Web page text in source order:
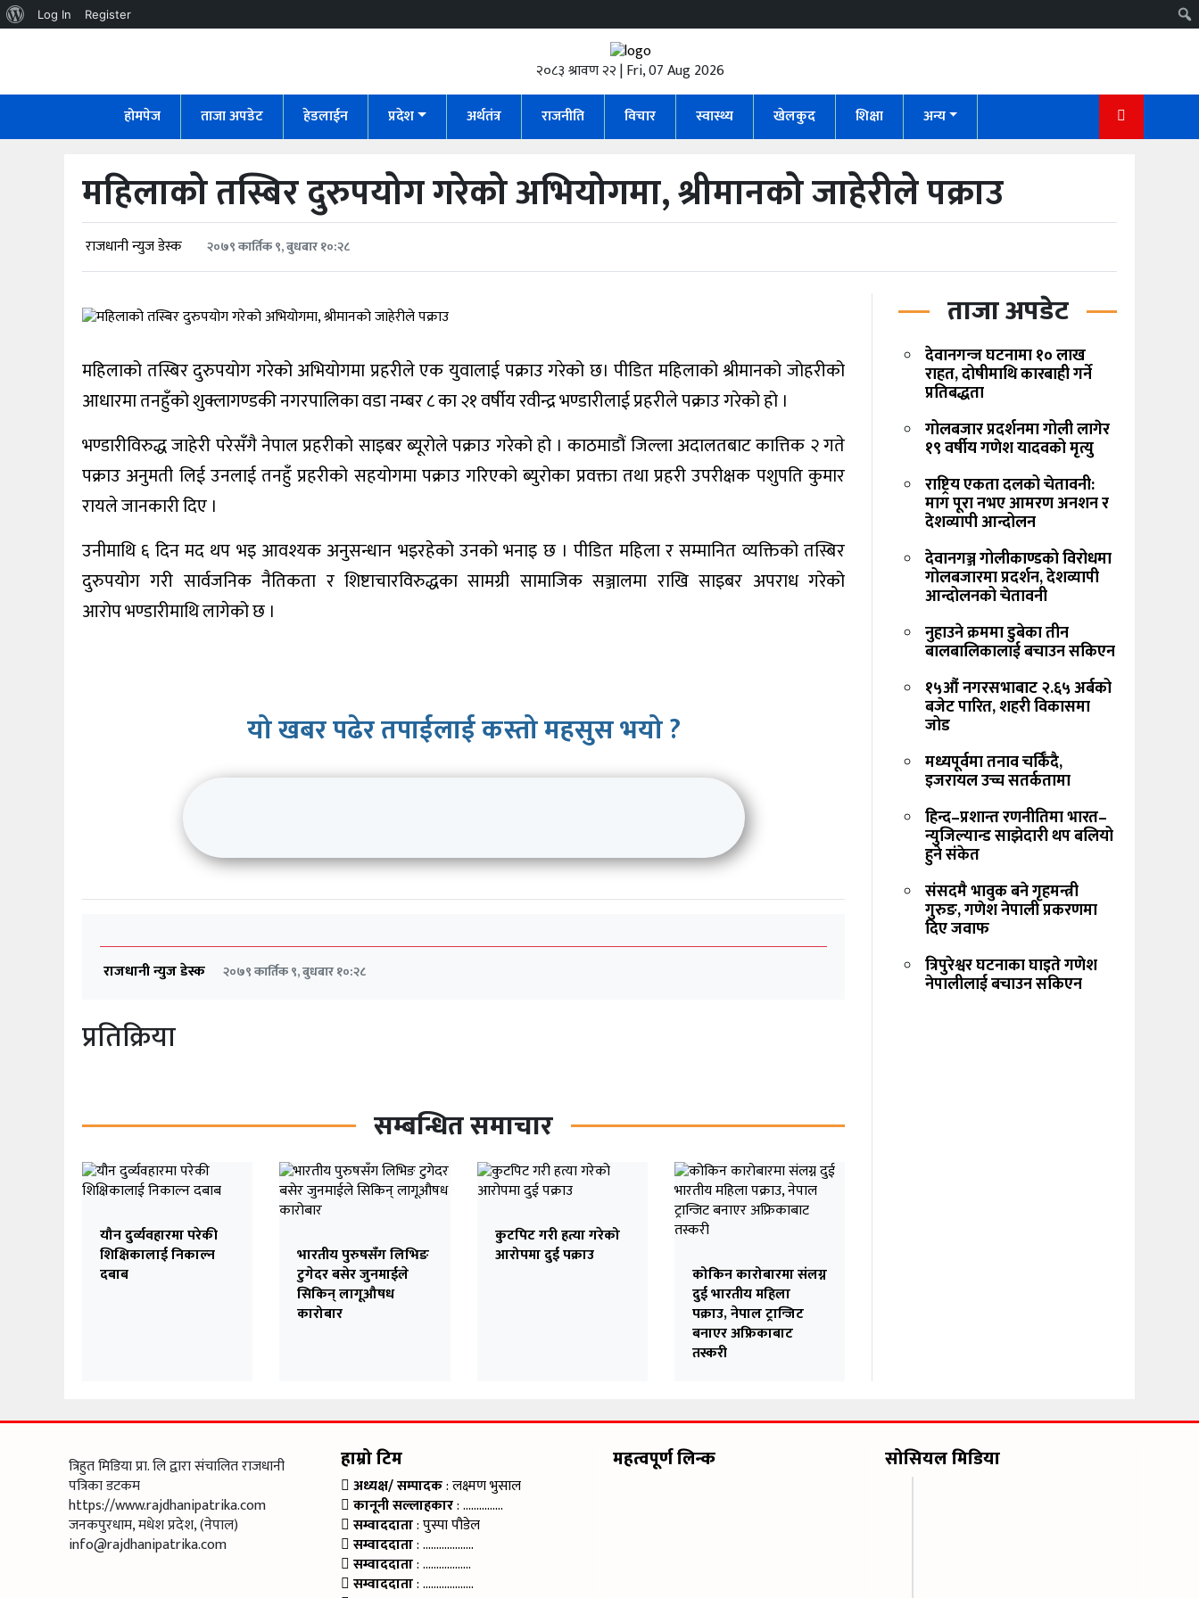
About
Log In Register
२०८३ श्रावण २२ | Fri, 07 Aug 2026
होमपेज
ताजा अपडेट हेडलाईन प्रदेश अर्थतंत्र राजनीति विचार स्वास्थ्य खेलकुद शिक्षा अन्य
महिलाको तस्बिर दुरुपयोग गरेको अभियोगमा, श्रीमानको जाहेरीले पक्राउ
राजधानी न्युज डेस्क २०७९ कार्तिक ९, बुधबार १०:२८
महिलाको तस्बिर दुरुपयोग गरेको अभियोगमा प्रहरीले एक युवालाई पक्राउ गरेको छ। पीडित महिलाको श्रीमानको जोहरीको
आधारमा तनहुँको शुक्लागण्डकी नगरपालिका वडा नम्बर ८ का २१ वर्षीय रवीन्द्र भण्डारीलाई प्रहरीले पक्राउ गरेको हो ।
भण्डारीविरुद्ध जाहेरी परेसँगै नेपाल प्रहरीको साइबर ब्यूरोले पक्राउ गरेको हो । काठमाडौं जिल्ला अदालतबाट कात्तिक २ गते
पक्राउ अनुमती लिई उनलाई तनहुँ प्रहरीको सहयोगमा पक्राउ गरिएको ब्युरोका प्रवक्ता तथा प्रहरी उपरीक्षक पशुपति कुमार
रायले जानकारी दिए ।
उनीमाथि ६ दिन मद थप भइ आवश्यक अनुसन्धान भइरहेको उनको भनाइ छ । पीडित महिला र सम्मानित व्यक्तिको तस्बिर
दुरुपयोग गरी सार्वजनिक नैतिकता र शिष्टाचारविरुद्धका सामग्री सामाजिक सञ्जालमा राखि साइबर अपराध गरेको
आरोप भण्डारीमाथि लागेको छ ।
यो खबर पढेर तपाईलाई कस्तो महसुस भयो ?
राजधानी न्युज डेस्क २०७९ कार्तिक ९, बुधबार १०:२८
प्रतिक्रिया
सम्बन्धित समाचार
यौन दुर्व्यवहारमा परेकी
शिक्षिकालाई निकाल्न
दबाब
भारतीय पुरुषसँग लिभिङ
टुगेदर बसेर जुनमाईले
सिकिन् लागूऔषध
कारोबार
कुटपिट गरी हत्या गरेको
आरोपमा दुई पक्राउ
कोकिन कारोबारमा संलग्न
दुई भारतीय महिला
पक्राउ, नेपाल ट्रान्जिट
बनाएर अफ्रिकाबाट
तस्करी
ताजा अपडेट
देवानगन्ज घटनामा १० लाख
राहत, दोषीमाथि कारबाही गर्ने
प्रतिबद्धता
गोलबजार प्रदर्शनमा गोली लागेर
१९ वर्षीय गणेश यादवको मृत्यु
राष्ट्रिय एकता दलको चेतावनी:
माग पूरा नभए आमरण अनशन र
देशव्यापी आन्दोलन
देवानगञ्ज गोलीकाण्डको विरोधमा
गोलबजारमा प्रदर्शन, देशव्यापी
आन्दोलनको चेतावनी
नुहाउने क्रममा डुबेका तीन
बालबालिकालाई बचाउन सकिएन
१५औं नगरसभाबाट २.६५ अर्बको
बजेट पारित, शहरी विकासमा
जोड
मध्यपूर्वमा तनाव चर्किँदै,
इजरायल उच्च सतर्कतामा
हिन्द–प्रशान्त रणनीतिमा भारत–
न्युजिल्यान्ड साझेदारी थप बलियो
हुने संकेत
संसदमै भावुक बने गृहमन्त्री
गुरुङ, गणेश नेपाली प्रकरणमा
दिए जवाफ
त्रिपुरेश्वर घटनाका घाइते गणेश
नेपालीलाई बचाउन सकिएन
त्रिहुत मिडिया प्रा. लि द्वारा संचालित राजधानी
पत्रिका डटकम
https://www.rajdhanipatrika.com
जनकपुरधाम, मधेश प्रदेश, (नेपाल)
info@rajdhanipatrika.com
हाम्रो टिम
अध्यक्ष/ सम्पादक: लक्ष्मण भुसाल
कानूनी सल्लाहकार: ……………
सम्वाददाता: पुस्पा पौडेल
सम्वाददाता: ……………….
सम्वाददाता: ………………
सम्वाददाता: ……………….
महत्वपूर्ण लिन्क सोसियल मिडिया